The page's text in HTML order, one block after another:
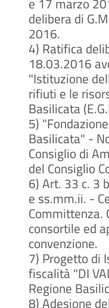
delibera di
2016.
4) Ratifica
18.03.2016
"Istituzione
rifiuti e le
Basilicata
5)
Basilicata" -
Consiglio di
del Consiglio
6)Art. 33 c. 3
e ss.mm.ii. -
Committenza.
consortile ed
convenzione.
7) Progetto di
fiscalità "DI
Regione
8)Adesione